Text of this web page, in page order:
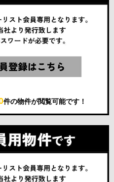
件の物件が閲覧可能です！